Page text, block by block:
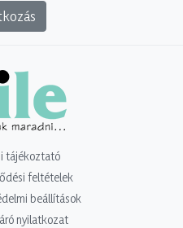
tájékoztató
feltételek
beállítások
nyilatkozat